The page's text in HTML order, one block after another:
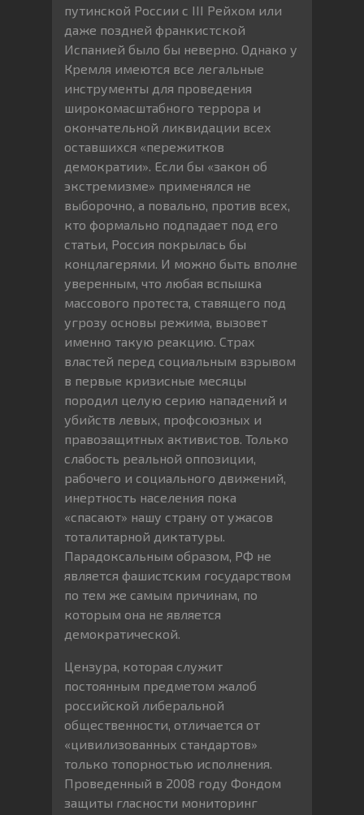
путинской России с III Рейхом или
даже поздней франкистской
Испанией было бы неверно. Однако у
Кремля имеются все легальные
инструменты для проведения
широкомасштабного террора и
окончательной ликвидации всех
оставшихся «пережитков
демократии». Если бы «закон об
экстремизме» применялся не
выборочно, а повально, против всех,
кто формально подпадает под его
статьи, Россия покрылась бы
концлагерями. И можно быть вполне
уверенным, что любая вспышка
массового протеста, ставящего под
угрозу основы режима, вызовет
именно такую реакцию. Страх
властей перед социальным взрывом
в первые кризисные месяцы
породил целую серию нападений и
убийств левых, профсоюзных и
правозащитных активистов. Только
слабость реальной оппозиции,
рабочего и социального движений,
инертность населения пока
«спасают» нашу страну от ужасов
тоталитарной диктатуры.
Парадоксальным образом, РФ не
является фашистским государством
по тем же самым причинам, по
которым она не является
демократической.
Цензура, которая служит
постоянным предметом жалоб
российской либеральной
общественности, отличается от
«цивилизованных стандартов»
только топорностью исполнения.
Проведенный в 2008 году Фондом
защиты гласности мониторинг